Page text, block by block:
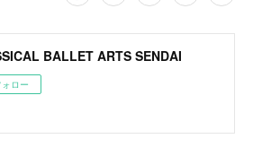
BALLET ARTS SENDAI
ォロー